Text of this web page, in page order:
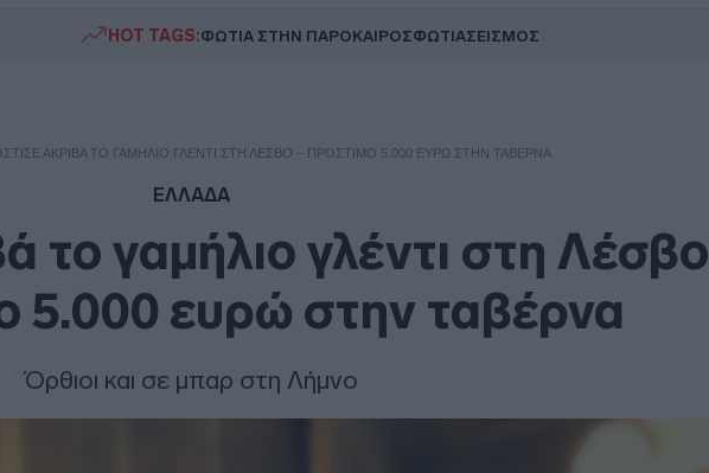
HOT TAGS:ΦΩΤΙΑ ΣΤΗΝ ΠΑΡΟΚΑΙΡΟΣΦΩΤΙΑΣΕΙΣΜΟΣ
ΑΚΡΙΒΆ ΤΟ ΓΑΜΉΛΙΟ ΓΛΈΝΤΙ ΣΤΗ ΛΈΣΒΟ – ΠΡΌΣΤΙΜΟ 5.000 ΕΥΡΏ ΣΤΗΝ ΤΑΒΈΡΝΑ
ΕΛΛΑΔΑ
το γαμήλιο γλέντι στη Λέσβο
5.000 ευρώ στην ταβέρνα
Όρθιοι και σε μπαρ στη Λήμνο